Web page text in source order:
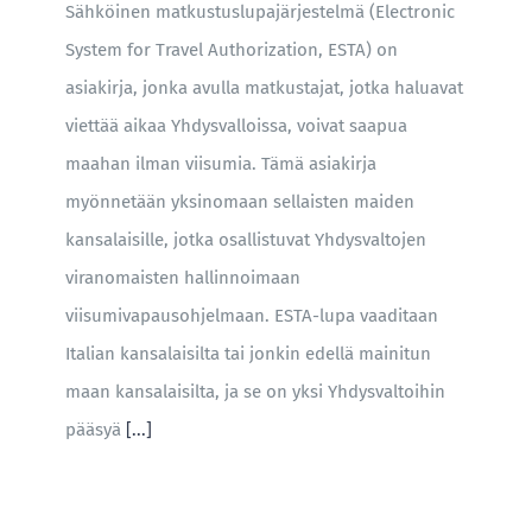
Sähköinen matkustuslupajärjestelmä (Electronic
System for Travel Authorization, ESTA) on
asiakirja, jonka avulla matkustajat, jotka haluavat
viettää aikaa Yhdysvalloissa, voivat saapua
maahan ilman viisumia. Tämä asiakirja
myönnetään yksinomaan sellaisten maiden
kansalaisille, jotka osallistuvat Yhdysvaltojen
viranomaisten hallinnoimaan
viisumivapausohjelmaan. ESTA-lupa vaaditaan
Italian kansalaisilta tai jonkin edellä mainitun
maan kansalaisilta, ja se on yksi Yhdysvaltoihin
pääsyä [...]